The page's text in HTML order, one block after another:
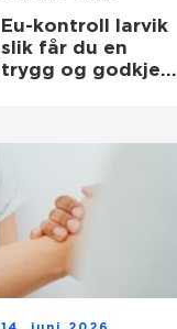
Eu-kontroll larvik
slik får du en
trygg og godkjent